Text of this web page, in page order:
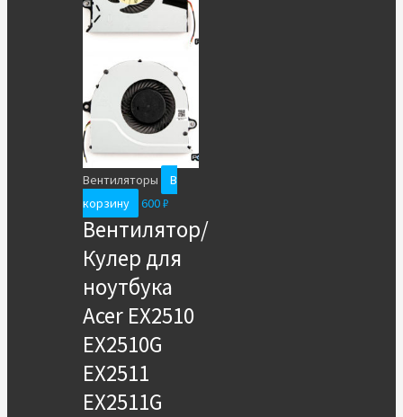
Вентиляторы
В
корзину
600₽
Вентилятор/
Кулер для
ноутбука
Acer EX2510
EX2510G
EX2511
EX2511G